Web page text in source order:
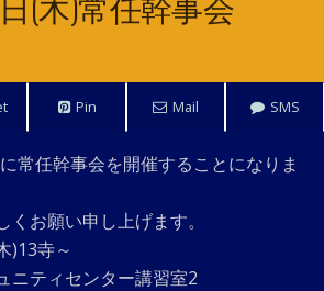
Pin Mail SMS
常任幹事会を開催することになりま
お願い申し上げます。
寺～
ティセンター講習室2